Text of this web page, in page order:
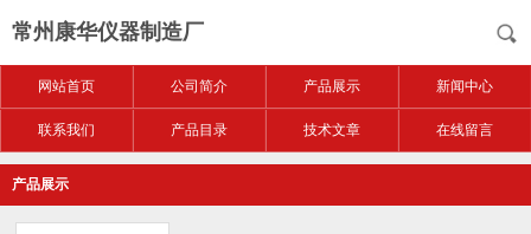
常州康华仪器制造厂
网站首页 公司简介 产品展示 新闻中心
联系我们 产品目录 技术文章 在线留言
产品展示